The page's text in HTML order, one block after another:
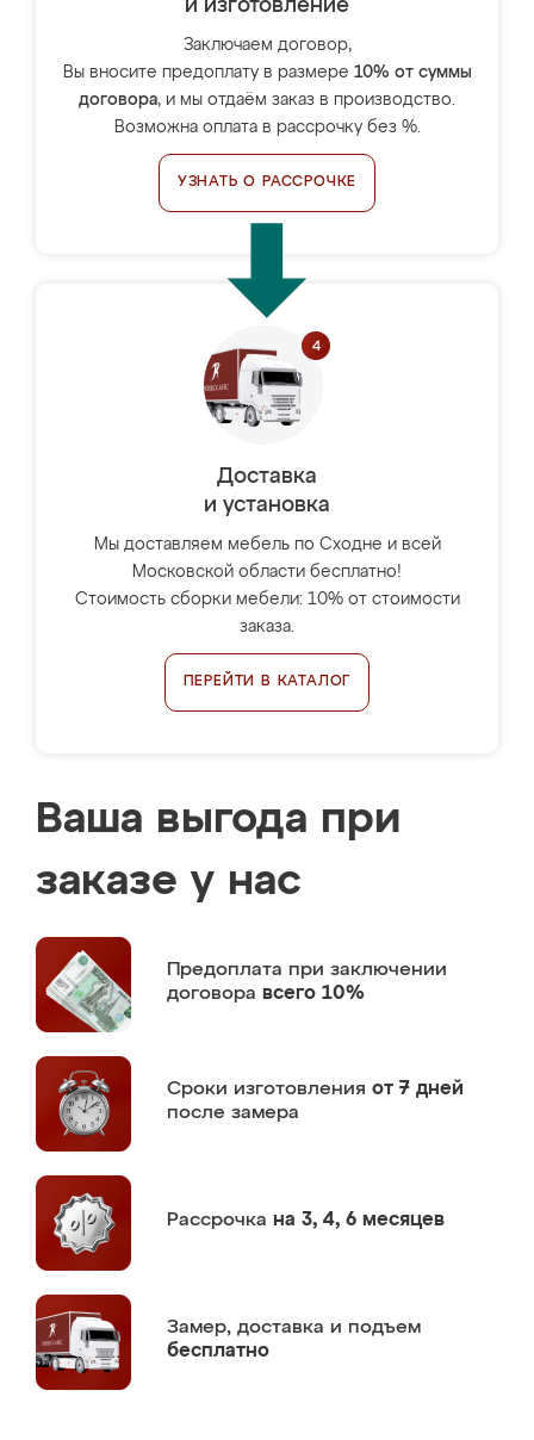
и изготовление
Заключаем договор,
Вы вносите предоплату в размере 10% от суммы
договора, и мы отдаём заказ в производство.
Возможна оплата в рассрочку без %.
УЗНАТЬ О РАССРОЧКЕ
Доставка
и установка
Мы доставляем мебель по Сходне и всей
Московской области бесплатно!
Стоимость сборки мебели: 10% от стоимости
заказа.
ПЕРЕЙТИ В КАТАЛОГ
Ваша выгода при
заказе у нас
Предоплата при заключении
договора всего 10%
Сроки изготовления от 7 дней
после замера
Рассрочка на 3, 4, 6 месяцев
Замер, доставка и подъем
бесплатно